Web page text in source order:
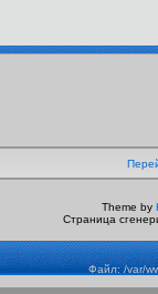
Theme by
Страница
Файл: /var/